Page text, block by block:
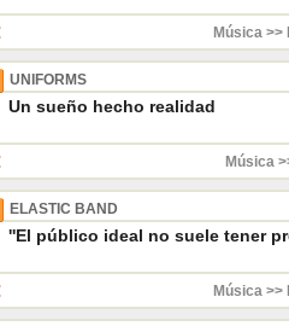
Música
UNIFORMS
Un sueño hecho realidad
Música
ELASTIC BAND
''El público ideal no suele tener
Música